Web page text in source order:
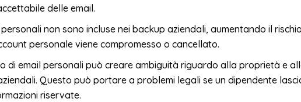
delle email.
non sono incluse nei backup aziendali, aumentando il
personale viene compromesso o cancellato.
di email personali può creare ambiguità riguardo alla proprietà e
Questo può portare a problemi legali se un dipendente
riservate.